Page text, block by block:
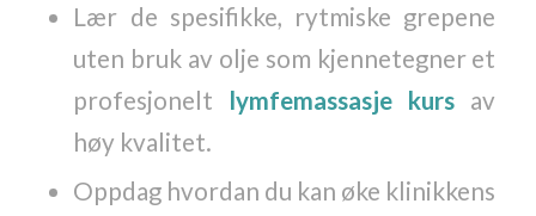
Lær de spesifikke, rytmiske grepene
uten bruk av olje som kjennetegner et
profesjonelt lymfemassasje kurs av
høy kvalitet.
Oppdag hvordan du kan øke klinikkens